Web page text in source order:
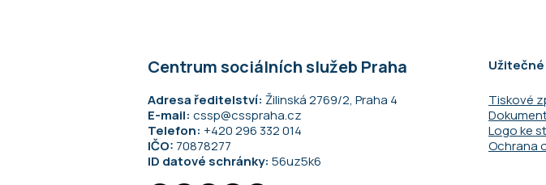
Centrum sociálních služeb Praha
Adresa ředitelství: Žilinská 2769/2, Praha 4​
E-mail: cssp@csspraha.cz
Telefon: +420 296 332 014
IČO: 70878277
ID datové schránky: 56uz5k6
Tiskové
Logo ke
Ochrana